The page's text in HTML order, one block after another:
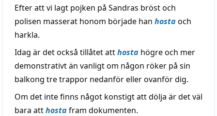
Efter att vi lagt pojken på Sandras bröst och
polisen masserat honom började han hostaoch
harkla.
Idag är det också tillåtet atthosta högre och mer
demonstrativt än vanligt om någon röker på sin
balkong tre trappor nedanför eller ovanför dig.
Om det inte finns något konstigt att dölja är det väl
bara atthostafram dokumenten.